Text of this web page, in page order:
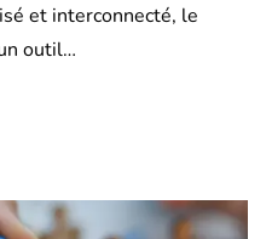
et interconnecté, le
outil…